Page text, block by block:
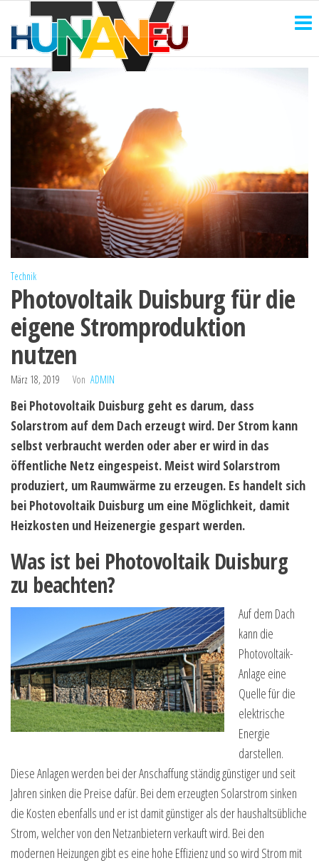
Inhalt
springen
Technik
Photovoltaik Duisburg für die
eigene Stromproduktion
nutzen
März 18, 2019 Von ADMIN
Bei Photovoltaik Duisburg geht es darum, dass
Solarstrom auf dem Dach erzeugt wird. Der Strom kann
selbst verbraucht werden oder aber er wird in das
öffentliche Netz eingespeist. Meist wird Solarstrom
produziert, um Raumwärme zu erzeugen. Es handelt sich
bei Photovoltaik Duisburg um eine Möglichkeit, damit
Heizkosten und Heizenergie gespart werden.
Was ist bei Photovoltaik Duisburg
zu beachten?
Auf dem Dach
kann die
Photovoltaik-
Anlage eine
Quelle für die
elektrische
Energie
darstellen.
Diese Anlagen werden bei der Anschaffung ständig günstiger und seit
Jahren sinken die Preise dafür. Bei dem erzeugten Solarstrom sinken
die Kosten ebenfalls und er ist damit günstiger als der haushaltsübliche
Strom, welcher von den Netzanbietern verkauft wird. Bei den
modernen Heizungen gibt es eine hohe Effizienz und so wird Strom mit